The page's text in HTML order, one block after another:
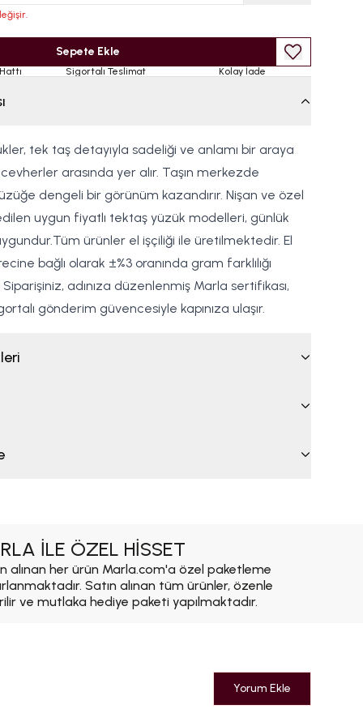
Sepete Ekle
Sigortalı Teslimat Kolay İade
tek taş detayıyla sadeliği ve anlamı bir araya
arasında yer alır. Taşın merkezde
dengeli bir görünüm kazandırır. Nişan ve özel
uygun fiyatlı tektaş yüzük modelleri, günlük
ürünler el işçiliği ile üretilmektedir. El
bağlı olarak ±%3 oranında gram farklılığı
adınıza düzenlenmiş Marla sertifikası,
gönderim güvencesiyle kapınıza ulaşır.
İLE ÖZEL HİSSET
alınan her ürün Marla.com'a özel paketleme
Satın alınan tüm ürünler, özenle
ve mutlaka hediye paketi yapılmaktadır.
Yorum Ekle